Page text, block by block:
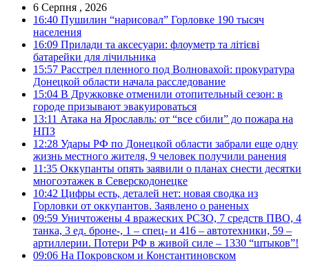
6 Серпня , 2026
16:40 Пушилин “нарисовал” Горловке 190 тысяч
населения
16:09 Прилади та аксесуари: флоуметр та літієві
батарейки для лічильника
15:57 Расстрел пленного под Волновахой: прокуратура
Донецкой области начала расследование
15:04 В Дружковке отменили отопительный сезон: в
городе призывают эвакуироваться
13:11 Атака на Ярославль: от “все сбили” до пожара на
НПЗ
12:28 Удары РФ по Донецкой области забрали еще одну
жизнь местного жителя, 9 человек получили ранения
11:35 Оккупанты опять заявили о планах снести десятки
многоэтажек в Северскодонецке
10:42 Цифры есть, деталей нет: новая сводка из
Горловки от оккупантов. Заявлено о раненых
09:59 Уничтожены 4 вражеских РСЗО, 7 средств ПВО, 4
танка, 3 ед. броне-, 1 – спец- и 416 – автотехники, 59 –
артиллерии. Потери РФ в живой силе – 1330 “штыков”!
09:06 На Покровском и Константиновском